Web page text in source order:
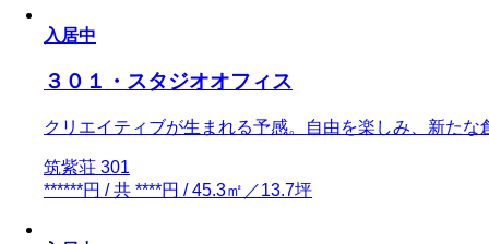
入居中
３０１・スタジオオフィス
クリエイティブが生まれる予感。自由を楽しみ、新たな
筑紫荘 301
******円 / 共 ****円 / 45.3㎡／13.7坪